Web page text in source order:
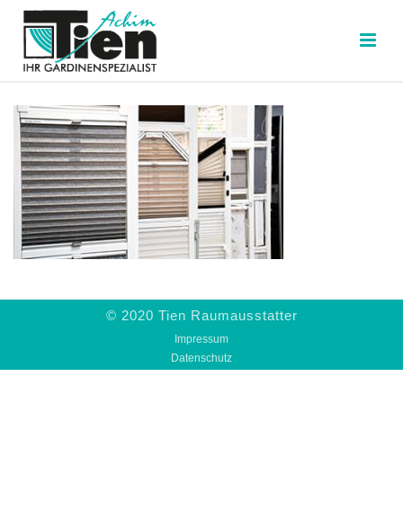
© 2020 Tien Raumausstatter
Impressum
Datenschutz